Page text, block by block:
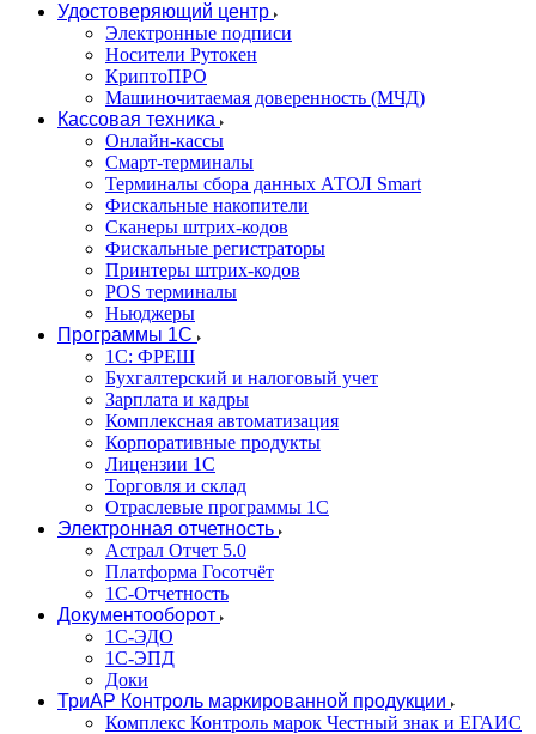
Удостоверяющий центр
Электронные подписи
Носители Рутокен
КриптоПРО
Машиночитаемая доверенность (МЧД)
Кассовая техника
Онлайн-кассы
Смарт-терминалы
Терминалы сбора данных АТОЛ Smart
Фискальные накопители
Сканеры штрих-кодов
Фискальные регистраторы
Принтеры штрих-кодов
POS терминалы
Ньюджеры
Программы 1С
1C: ФРЕШ
Бухгалтерский и налоговый учет
Зарплата и кадры
Комплексная автоматизация
Корпоративные продукты
Лицензии 1С
Торговля и склад
Отраслевые программы 1С
Электронная отчетность
Астрал Отчет 5.0
Платформа Госотчёт
1С-Отчетность
Документооборот
1С-ЭДО
1С-ЭПД
Доки
ТриАР Контроль маркированной продукции
Комплекс Контроль марок Честный знак и ЕГАИС